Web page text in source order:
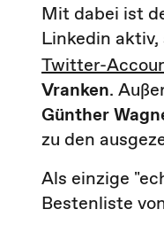
Mit dabei ist
Linkedin
Twitter-
Vranken.
Günther
zu den
Als einzige
Bestenliste